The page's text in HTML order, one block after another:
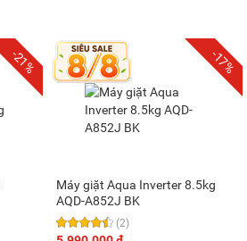
-21% -17%
Máy giặt Aqua Inverter 8.5kg
AQD-A852J BK
(2)